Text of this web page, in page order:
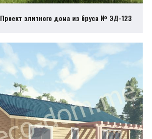
Проект элитного дома из бруса № ЭД-123